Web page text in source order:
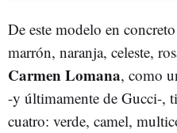
De este modelo en
marrón, naranja, celeste,
Carmen Lomana, como
-y últimamente de Gucci-,
cuatro: verde, camel,